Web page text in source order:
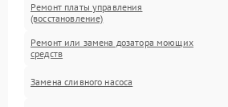
Ремонт платы управления
(восстановление)
Ремонт или замена дозатора моющих
средств
Замена сливного насоса